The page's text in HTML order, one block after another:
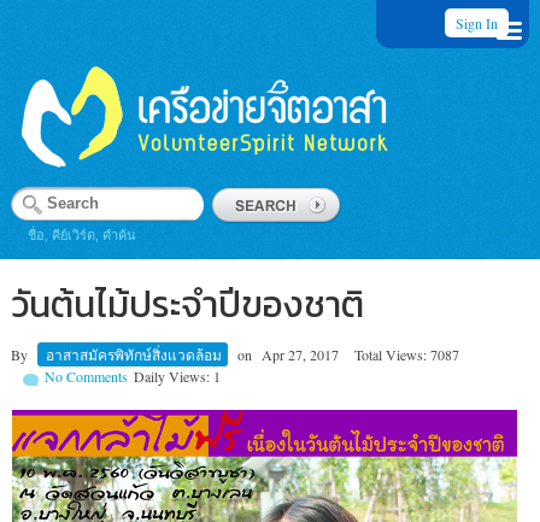
Sign In
ชื่อ, คีย์เวิร์ด, คำค้น
วันต้นไม้ประจำปีของชาติ
By อาสาสมัครพิทักษ์สิ่งแวดล้อม on Apr 27, 2017
Total Views: 7087
Daily Views: 1
No Comments